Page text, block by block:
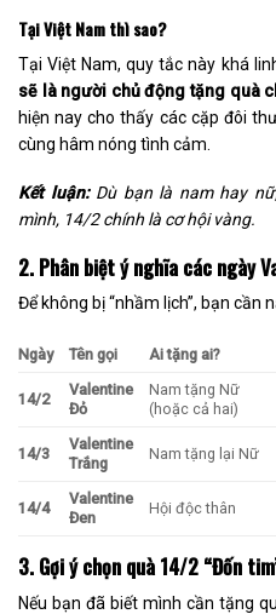
Tại Việt Nam thì sao?
Tại Việt Nam, quy tắc này khá
sẽ là người chủ động tặng quà
hiện nay cho thấy các cặp đôi
cùng hâm nóng tình cảm.
Kết luận:Dù bạn là nam hay
mình, 14/2 chính là cơ hội vàng.
2. Phân biệt ý nghĩa các ngày
Để không bị “nhầm lịch”, bạn cần
Ngày Tên gọi Ai tặng ai?
14/2
Valentine
Đỏ
Nam tặng Nữ
(hoặc cả hai)
14/3
Valentine
Trắng
Nam tặng lại Nữ
14/4
Valentine
Đen
Hội độc thân
3. Gợi ý chọn quà 14/2 “Đốn
Nếu bạn đã biết mình cần tặng